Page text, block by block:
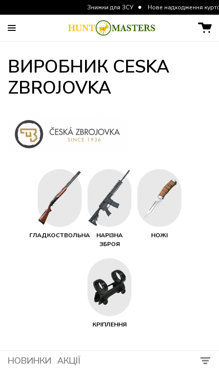
Знижки для ЗСУ Нове надходження курток та
ВИРОБНИК CESKA
ZBROJOVKA
ГЛАДКОСТВОЛЬНА
НАРІЗНА
ЗБРОЯ
НОЖІ
КРІПЛЕННЯ
НОВИНКИ АКЦІЇ